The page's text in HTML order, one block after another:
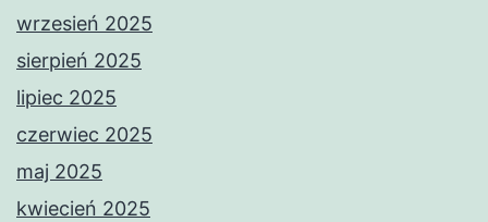
wrzesień 2025
sierpień 2025
lipiec 2025
czerwiec 2025
maj 2025
kwiecień 2025